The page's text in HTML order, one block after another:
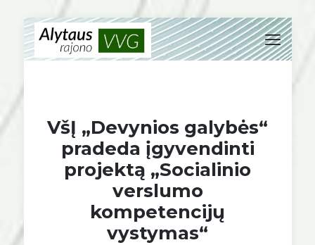
VšĮ „Devynios galybės“
pradeda įgyvendinti
projektą „Socialinio
verslumo
kompetencijų
vystymas“